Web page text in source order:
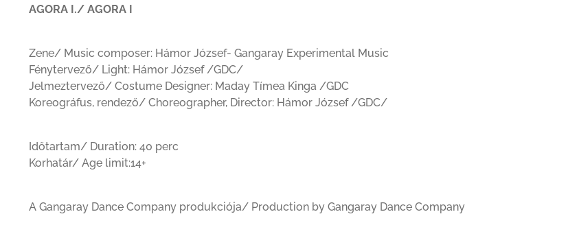
AGORA I./ AGORA I
Zene/ Music composer: Hámor József- Gangaray Experimental Music
Fénytervező/ Light: Hámor József /GDC/
Jelmeztervező/ Costume Designer: Maday Tímea Kinga /GDC
Koreográfus, rendező/ Choreographer, Director: Hámor József /GDC/
Időtartam/ Duration: 40 perc
Korhatár/ Age limit:14+
A Gangaray Dance Company produkciója/ Production by Gangaray Dance Company